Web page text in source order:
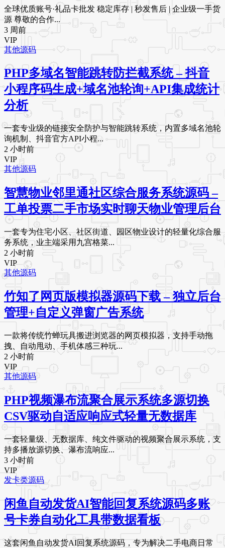
全球优质账号·礼品卡批发 稳定库存 | 秒发售后 | 企业级一手货
源 尊敬的合作...
3 周前
VIP
其他源码
PHP多域名智能跳转防拦截系统 – 抖音
小程序码生成+域名池轮询+API集成统计
分析
一套专业级的链接安全防护与智能跳转系统，内置多域名池轮
询机制、抖音官方API小程...
2 小时前
VIP
其他源码
智慧物业邻里通社区综合服务系统源码 –
工单投票二手市场实时聊天物业管理后台
一套专为住宅小区、社区街道、园区物业设计的轻量化综合服
务系统，业主端采用九宫格菜...
2 小时前
VIP
其他源码
竹知了网页版模拟器源码下载 – 独立后台
管理+自定义弹窗广告系统
一款将传统竹蝉玩具搬进浏览器的网页模拟器，支持手动拖
拽、自动甩动、手机体感三种玩...
2 小时前
VIP
其他源码
PHP视频瀑布流聚合展示系统多源切换
CSV驱动自适应响应式轻量无数据库
一套轻量级、无数据库、纯文件驱动的视频聚合展示系统，支
持多播放源切换、瀑布流响应...
3 小时前
VIP
发卡类源码
闲鱼自动发货AI智能回复系统源码多账
号卡券自动化工具带数据看板
这套闲鱼自动发货AI回复系统源码，专为解决二手电商日常